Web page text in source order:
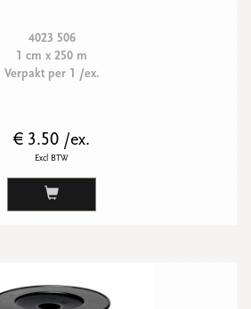
4023 506
1 cm x 250 m
Verpakt per 1 /ex.
€ 3.50 /ex.
Excl BTW